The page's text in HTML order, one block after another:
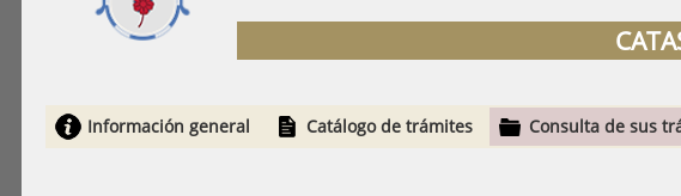
Información general Catálogo de trámites Consulta de sus